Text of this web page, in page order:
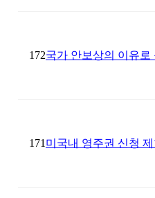
172국가 안보상의 이유
171 미국내 영주권 신청